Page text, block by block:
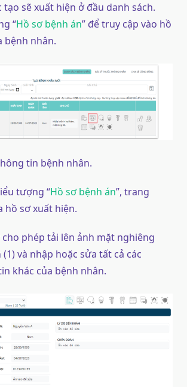
sẽ xuất hiện ở đầu danh sách.
“Hồ sơ bệnh án” để truy cập vào hồ
bệnh nhân.
tin bệnh nhân.
tượng “Hồ sơ bệnh án”, trang
hồ sơ xuất hiện.
phép tải lên ảnh mặt nghiêng
và nhập hoặc sửa tất cả các
khác của bệnh nhân.